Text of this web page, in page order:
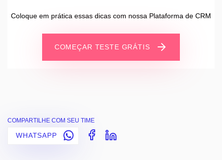
Coloque em prática essas dicas com nossa Plataforma de CRM
COMEÇAR TESTE GRÁTIS
COMPARTILHE COM SEU TIME
WHATSAPP